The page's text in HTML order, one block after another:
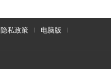
隐私政策 电脑版